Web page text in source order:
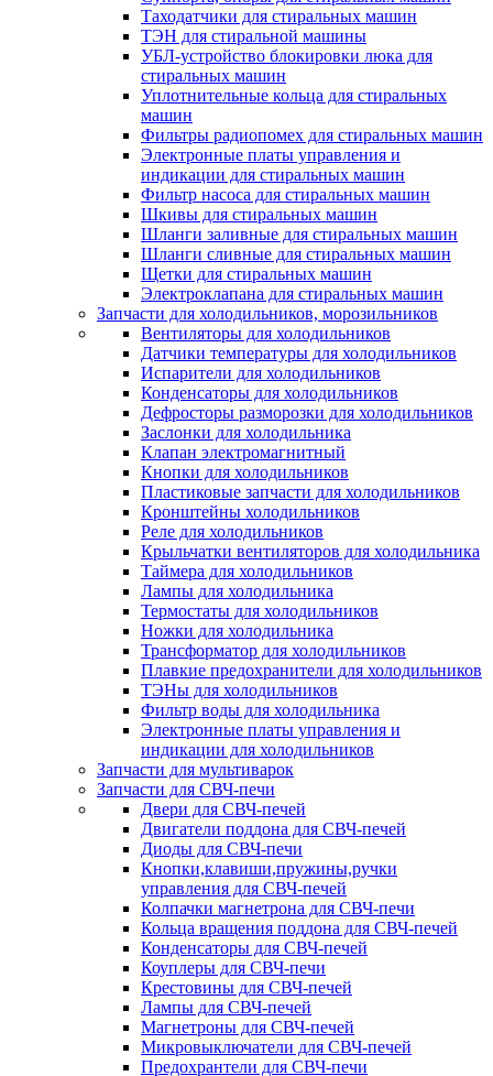
Таходатчики для стиральных машин
ТЭН для стиральной машины
УБЛ-устройство блокировки люка для
стиральных машин
Уплотнительные кольца для стиральных
машин
Фильтры радиопомех для стиральных машин
Электронные платы управления и
индикации для стиральных машин
Фильтр насоса для стиральных машин
Шкивы для стиральных машин
Шланги заливные для стиральных машин
Шланги сливные для стиральных машин
Щетки для стиральных машин
Электроклапана для стиральных машин
Запчасти для холодильников, морозильников
Вентиляторы для холодильников
Датчики температуры для холодильников
Испарители для холодильников
Конденсаторы для холодильников
Дефросторы разморозки для холодильников
Заслонки для холодильника
Клапан электромагнитный
Кнопки для холодильников
Пластиковые запчасти для холодильников
Кронштейны холодильников
Реле для холодильников
Крыльчатки вентиляторов для холодильника
Таймера для холодильников
Лампы для холодильника
Термостаты для холодильников
Ножки для холодильника
Трансформатор для холодильников
Плавкие предохранители для холодильников
ТЭНы для холодильников
Фильтр воды для холодильника
Электронные платы управления и
индикации для холодильников
Запчасти для мультиварок
Запчасти для СВЧ-печи
Двери для СВЧ-печей
Двигатели поддона для СВЧ-печей
Диоды для СВЧ-печи
Кнопки,клавиши,пружины,ручки
управления для СВЧ-печей
Колпачки магнетрона для СВЧ-печи
Кольца вращения поддона для СВЧ-печей
Конденсаторы для СВЧ-печей
Коуплеры для СВЧ-печи
Крестовины для СВЧ-печей
Лампы для СВЧ-печей
Магнетроны для СВЧ-печей
Микровыключатели для СВЧ-печей
Предохрантели для СВЧ-печи